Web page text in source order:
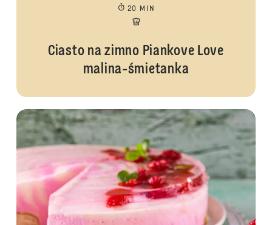
20 MIN
Ciasto na zimno Piankove Love
malina-śmietanka